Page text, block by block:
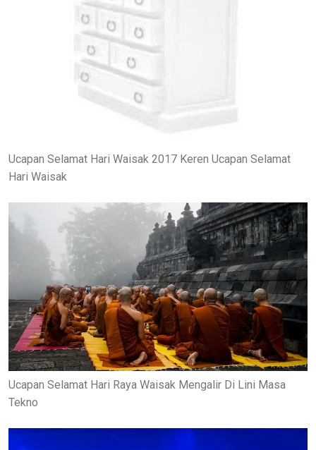
Ucapan Selamat Hari Waisak 2017 Keren Ucapan Selamat
Hari Waisak
Ucapan Selamat Hari Raya Waisak Mengalir Di Lini Masa
Tekno